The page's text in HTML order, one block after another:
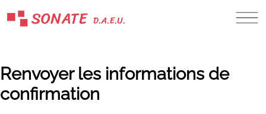
Renvoyer les informations de
confirmation